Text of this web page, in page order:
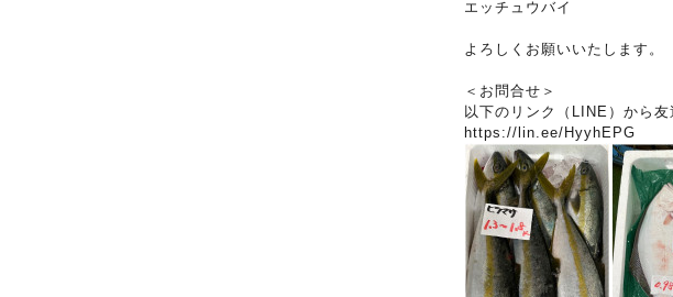
エッチュウバイ
よろしくお願いいたします。
＜お問合せ＞
以下のリンク（LINE）から
https://lin.ee/HyyhEPG